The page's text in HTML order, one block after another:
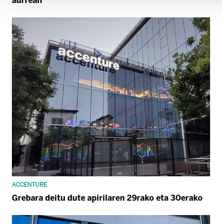
ACCENTURE
Grebara deitu dute apirilaren 29rako eta 30erako